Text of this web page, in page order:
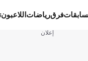
فرقرياضات اللاعبون
إعلان